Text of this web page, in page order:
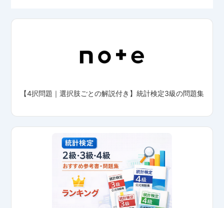
【4択問題｜選択肢ごとの解説付き】統計検定3級の問題集